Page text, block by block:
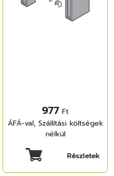
977 Ft
ÁFÁ-val, Szállítási költségek
nélkül
Részletek